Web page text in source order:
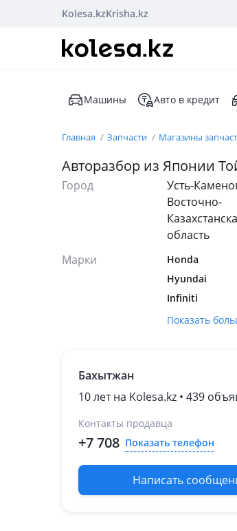
Kolesa.kzKrisha.kz
Машины Авто в кредит
Главная Запчасти Магазины
Авторазбор из Японии
Город
Усть-
Восточно-
область
Марки
Honda
Hyundai
Infiniti
Lexus
Subaru
Показать
Бахытжан
10 лет на Kolesa.kz • 439
Контакты продавца
+7 708 Показать телефон
Написать